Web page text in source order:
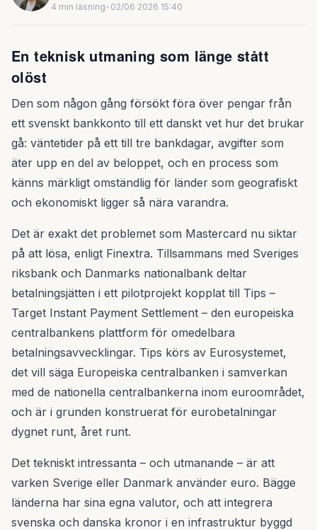
4 min läsning• 02/06 2026 15:40
En teknisk utmaning som länge stått
olöst
Den som någon gång försökt föra över pengar från
ett svenskt bankkonto till ett danskt vet hur det brukar
gå: väntetider på ett till tre bankdagar, avgifter som
äter upp en del av beloppet, och en process som
känns märkligt omständlig för länder som geografiskt
och ekonomiskt ligger så nära varandra.
Det är exakt det problemet som Mastercard nu siktar
på att lösa, enligt Finextra. Tillsammans med Sveriges
riksbank och Danmarks nationalbank deltar
betalningsjätten i ett pilotprojekt kopplat till Tips –
Target Instant Payment Settlement – den europeiska
centralbankens plattform för omedelbara
betalningsavvecklingar. Tips körs av Eurosystemet,
det vill säga Europeiska centralbanken i samverkan
med de nationella centralbankerna inom euroområdet,
och är i grunden konstruerat för eurobetalningar
dygnet runt, året runt.
Det tekniskt intressanta – och utmanande – är att
varken Sverige eller Danmark använder euro. Bägge
länderna har sina egna valutor, och att integrera
svenska och danska kronor i en infrastruktur byggd